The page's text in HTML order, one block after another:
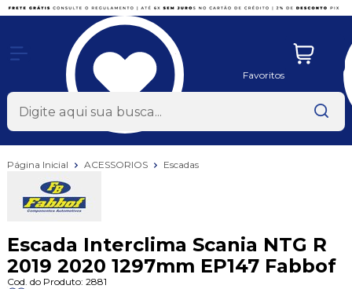
Favoritos
Página Inicial ACESSORIOS Escadas
Escada Interclima Scania NTG R
2019 2020 1297mm EP147 Fabbof
Cod. do Produto: 2881